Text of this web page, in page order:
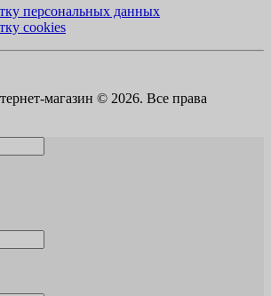
персональных данных
cookies
магазин © 2026. Все права